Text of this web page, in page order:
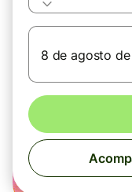
8 de agosto